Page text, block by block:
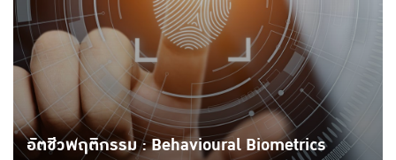
อัตชีวพฤติกรรม : Behavioural Biometrics